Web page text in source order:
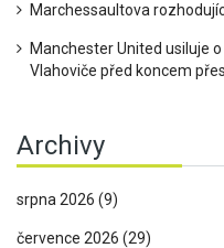
Marchessaultova
Manchester United usiluje
Vlahoviče před koncem
Archivy
srpna 2026 (9)
července 2026 (29)